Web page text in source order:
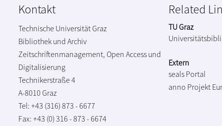
Kontakt
Technische Universität Graz
Bibliothek und Archiv
Zeitschriftenmanagement, Open Access und
Digitalisierung
Technikerstraße 4
A-8010 Graz
Tel: +43 (316) 873 - 6677
Fax: +43 (0) 316 - 873 - 6674
Related
TU Graz
Extern
seals Portal
anno Projekt